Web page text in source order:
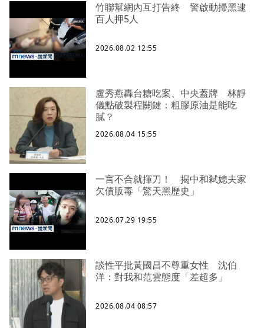
竹聯幫網內互打告終 警啟動掃黑逮
百人押5人
2026.08.02 12:55
盧秀燕轟台糖吃案、中央蓋牌 林靜
儀點破製程關鍵：粗膠原油是能吃
膩？
2026.08.04 15:55
一言不合就揮刀！ 揭中和弒媳夫家
欠債販毒「驚天黑歷史」
2026.07.29 19:55
談性平批黃國昌不尊重女性 沈伯
洋：對我和范雲態度「差超多」
2026.08.04 08:57